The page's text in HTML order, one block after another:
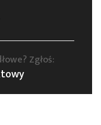
Zgłoś: